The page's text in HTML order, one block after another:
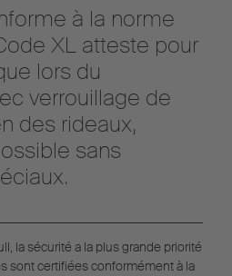
à la norme
XL atteste pour
lors du
verrouillage de
des rideaux,
sans
la sécurité a la plus grande priorité
sont certifiées conformément à la